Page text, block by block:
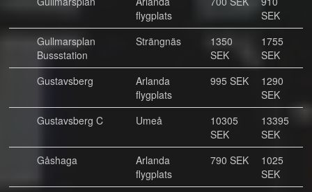
flygplats
SEK
Gullmarsplan
Bussstation
Strängnäs
1350
SEK
1755
SEK
Gustavsberg
Arlanda
flygplats
995 SEK
1290
SEK
Gustavsberg C
Umeå
10305
SEK
13395
SEK
Gåshaga
Arlanda
flygplats
790 SEK
1025
SEK